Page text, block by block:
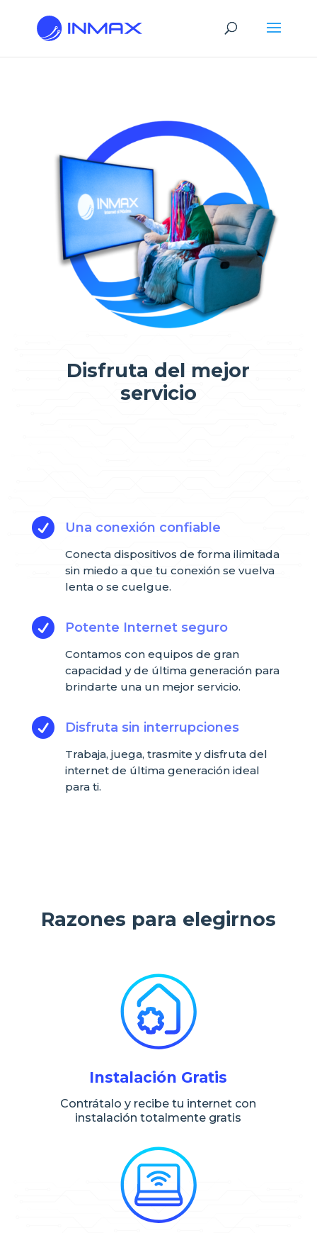
Disfruta del mejor
servicio
 Una conexión confiable
Conecta dispositivos de forma ilimitada
sin miedo a que tu conexión se vuelva
lenta o se cuelgue.
 Potente Internet seguro
Contamos con equipos de gran
capacidad y de última generación para
brindarte una un mejor servicio.
 Disfruta sin interrupciones
Trabaja, juega, trasmite y disfruta del
internet de última generación ideal
para ti.
Razones para elegirnos
Instalación Gratis
Contrátalo y recibe tu internet con
instalación totalmente gratis